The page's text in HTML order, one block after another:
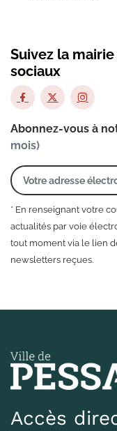
Suivez la
sociaux
Abonnez-vous à
mois)
* En renseignant votre
actualités par voie
tout moment via le lien
newsletters reçues.
Accès